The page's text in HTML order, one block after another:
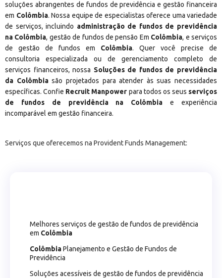
soluções abrangentes de fundos de previdência e gestão financeira
em Colômbia. Nossa equipe de especialistas oferece uma variedade
de serviços, incluindo administração de fundos de previdência
na Colômbia, gestão de fundos de pensão Em Colômbia, e serviços
de gestão de fundos em Colômbia. Quer você precise de
consultoria especializada ou de gerenciamento completo de
serviços financeiros, nossa Soluções de fundos de previdência
da Colômbiasão projetados para atender às suas necessidades
específicas. Confie Recruit Manpower para todos os seus serviços
de fundos de previdência na Colômbia e experiência
incomparável em gestão financeira.
Serviços que oferecemos na Provident Funds Management:
Melhores serviços de gestão de fundos de previdência
em Colômbia
ColômbiaPlanejamento e Gestão de Fundos de
Previdência
Soluções acessíveis de gestão de fundos de previdência